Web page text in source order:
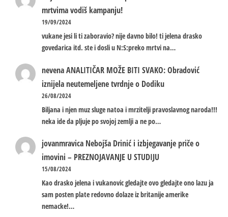
mrtvima vodiš kampanju!
19/09/2024
vukane jesi li ti zaboravio? nije davno bilo! ti jelena drasko
govedarica itd. ste i dosli u N:S:preko mrtvi na…
nevenaANALITIČAR MOŽE BITI SVAKO: Obradović
iznijela neutemeljene tvrdnje o Dodiku
26/08/2024
Biljana i njen muz sluge natoa i mrzitelji pravoslavnog naroda!!!
neka ide da pljuje po svojoj zemlji a ne po…
jovanmravica Nebojša Drinić i izbjegavanje priče o
imovini – PREZNOJAVANJE U STUDIJU
15/08/2024
Kao drasko jelena i vukanovic gledajte ovo gledajte ono lazu ja
sam posten plate redovno dolaze iz britanije amerike
nemacke!…